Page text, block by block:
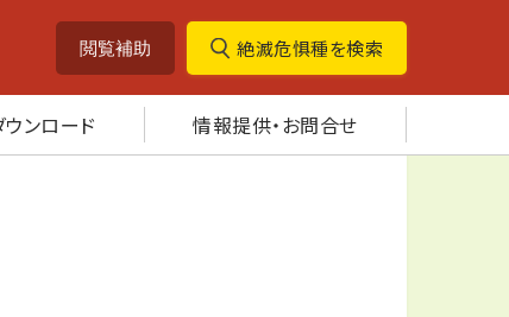
閲覧補助 絶滅危惧種を検索
ウンロード 情報提供・お問合せ